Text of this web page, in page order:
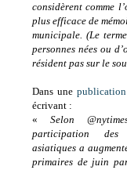
considèrent comme
plus efficace de
municipale. (Le
personnes nées ou
résident pas sur le
Dans une
écrivant :
« Selon
participation des
asiatiques a
primaires de juin